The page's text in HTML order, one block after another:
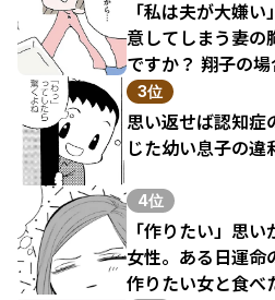
「私は夫が大嫌
意してしまう妻の
ですか？ 翔子の場
3位
思い返せば認知症
じた幼い息子の違
4位
「作りたい」思
女性。ある日運命
作りたい女と食べ